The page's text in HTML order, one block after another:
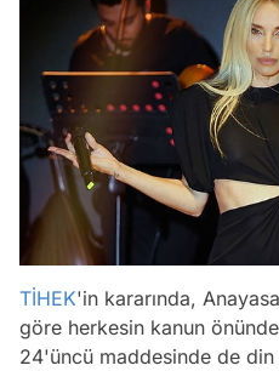
TİHEK'in kararında,
göre herkesin kanun
24'üncü maddesinde de